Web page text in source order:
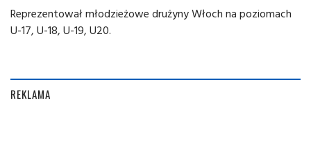
Reprezentował młodzieżowe drużyny Włoch na poziomach
U-17, U-18, U-19, U20.
REKLAMA